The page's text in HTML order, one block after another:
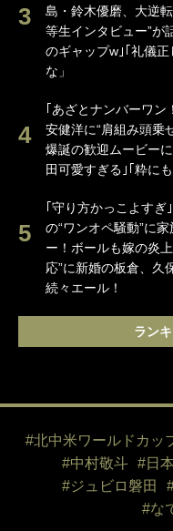
島・鈴木優磨、大逆
等生インタビュー”が
のギャップw｣｢礼儀
な」
｢あざとナンバーワ
安健洋に“肩組み頭乗
爆誕の歓迎ムービー
田可愛すぎる｣｢粋に
｢守り方かっこよす
の“ワンオペ騒動”に
ー！ボールも嫁の炎
応”に新婚の板倉、久
続々エール！
ラン
#北中米ワールドカッ
#中村敬斗
#日
#ジュビロ磐田
#な